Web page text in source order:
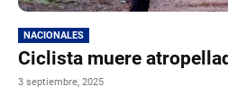
NACIONALES
Ciclista muere
3 septiembre, 2025